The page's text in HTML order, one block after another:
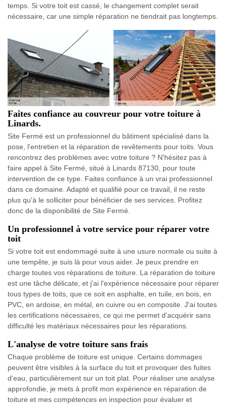
temps. Si votre toit est cassé, le changement complet serait
nécessaire, car une simple réparation ne tiendrait pas longtemps.
Faites confiance au couvreur pour votre toiture à
Linards.
Site Fermé est un professionnel du bâtiment spécialisé dans la
pose, l'entretien et la réparation de revêtements pour toits. Vous
rencontrez des problèmes avec votre toiture ? N'hésitez pas à
faire appel à Site Fermé, situé à Linards 87130, pour toute
intervention de ce type. Faites confiance à un vrai professionnel
dans ce domaine. Adapté et qualifié pour ce travail, il ne reste
plus qu'à le solliciter pour bénéficier de ses services. Profitez
donc de la disponibilité de Site Fermé.
Un professionnel à votre service pour réparer votre
toit
Si votre toit est endommagé suite à une usure normale ou suite à
une tempête, je suis là pour vous aider. Je peux prendre en
charge toutes vos réparations de toiture. La réparation de toiture
est une tâche délicate, et j'ai l'expérience nécessaire pour réparer
tous types de toits, que ce soit en asphalte, en tuile, en bois, en
PVC, en ardoise, en métal, en cuivre ou en composite. J'ai toutes
les certifications nécessaires, ce qui me permet d'acquérir sans
difficulté les matériaux nécessaires pour les réparations.
L'analyse de votre toiture sans frais
Chaque problème de toiture est unique. Certains dommages
peuvent être visibles à la surface du toit et provoquer des fuites
d'eau, particulièrement sur un toit plat. Pour réaliser une analyse
approfondie, je mets à profit mon expérience en réparation de
toiture et mes compétences en inspection pour évaluer et